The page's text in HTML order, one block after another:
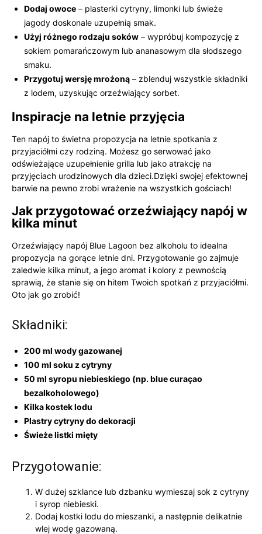
Dodaj owoce – plasterki cytryny, limonki lub świeże
jagody doskonale uzupełnią smak.
Użyj różnego rodzaju soków – wypróbuj kompozycję z
sokiem pomarańczowym lub ananasowym dla słodszego
smaku.
Przygotuj wersję mrożoną – zblenduj wszystkie składniki
z lodem, uzyskując orzeźwiający sorbet.
Inspiracje na letnie przyjęcia
Ten napój to świetna propozycja na letnie spotkania z
przyjaciółmi czy rodziną. Możesz go serwować jako
odświeżające uzupełnienie grilla lub jako atrakcję na
przyjęciach urodzinowych dla dzieci.Dzięki swojej efektownej
barwie na pewno zrobi wrażenie na wszystkich gościach!
Jak przygotować orzeźwiający napój w
kilka minut
Orzeźwiający napój Blue Lagoon bez alkoholu to idealna
propozycja na gorące letnie dni. Przygotowanie go zajmuje
zaledwie kilka minut, a jego aromat i kolory z pewnością
sprawią, że stanie się on hitem Twoich spotkań z przyjaciółmi.
Oto jak go zrobić!
Składniki:
200 ml wody gazowanej
100 ml soku z cytryny
50 ml syropu niebieskiego (np. blue curaçao
bezalkoholowego)
Kilka kostek lodu
Plastry cytryny do dekoracji
Świeże listki mięty
Przygotowanie:
W dużej szklance lub dzbanku wymieszaj sok z cytryny
i syrop niebieski.
Dodaj kostki lodu do mieszanki, a następnie delikatnie
wlej wodę gazowaną.